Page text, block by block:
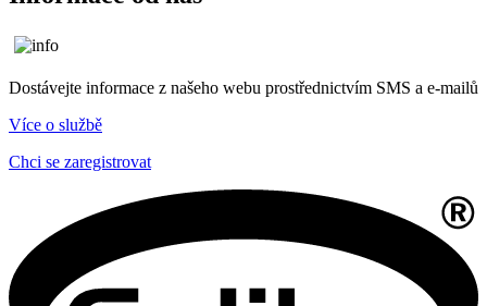
Dostávejte informace z našeho webu prostřednictvím SMS a e-mailů
Více o službě
Chci se zaregistrovat